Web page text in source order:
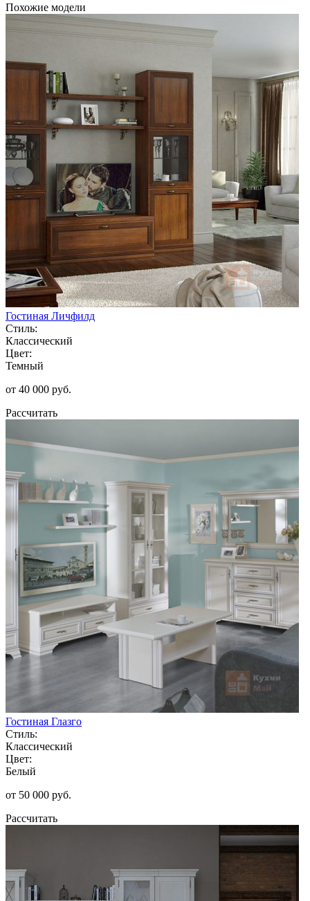
Похожие модели
Гостиная Личфилд
Стиль:
Классический
Цвет:
Темный
от 40 000 руб.
Рассчитать
Гостиная Глазго
Стиль:
Классический
Цвет:
Белый
от 50 000 руб.
Рассчитать